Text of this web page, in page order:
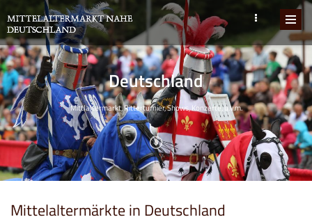
Deutschland
Mittlaltermarkt, Ritterturnier, Shows, Konzerte, u.v.m.
Mittelaltermärkte in Deutschland